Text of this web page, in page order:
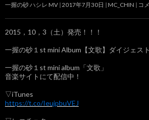
一握の砂 ハシレ MV 2017年7月30日 MC_CHIN コ
2015，10，3（土）発売！！！
一握の砂１st mini Album【文歌】ダイジェス
一握の砂１st mini album「文歌」
音楽サイトにて配信中！
▽iTunes
https://t.co/IeujpbuVEJ